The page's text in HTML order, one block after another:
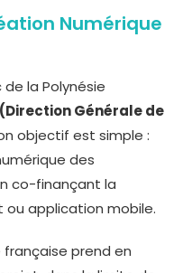
Numérique
la Polynésie
(Direction Générale de
objectif est simple :
des
co-finançant la
application mobile.
prend en